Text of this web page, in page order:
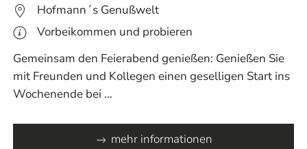
Hofmann´s Genußwelt
Vorbeikommen und probieren
Gemeinsam den Feierabend genießen: Genießen Sie
mit Freunden und Kollegen einen geselligen Start ins
Wochenende bei ...
mehr informationen